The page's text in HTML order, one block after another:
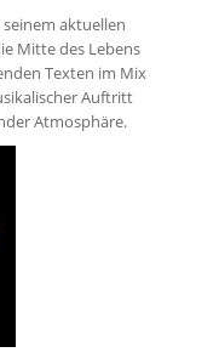
aktuellen
Mitte des Lebens
Texten im Mix
Auftritt
Atmosphäre.